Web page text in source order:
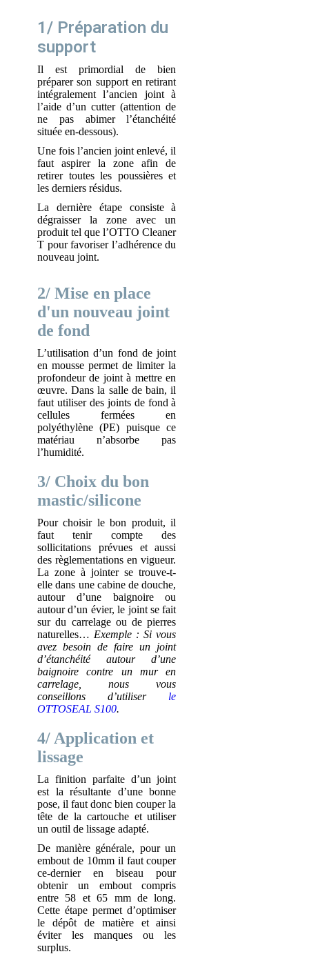
1/ Préparation du
support
Il est primordial de bien
préparer son support en retirant
intégralement l’ancien joint à
l’aide d’un cutter (attention de
ne pas abimer l’étanchéité
située en-dessous).
Une fois l’ancien joint enlevé, il
faut aspirer la zone afin de
retirer toutes les poussières et
les derniers résidus.
La dernière étape consiste à
dégraisser la zone avec un
produit tel que l’OTTO Cleaner
T pour favoriser l’adhérence du
nouveau joint.
2/ Mise en place
d'un nouveau joint
de fond
L’utilisation d’un fond de joint
en mousse permet de limiter la
profondeur de joint à mettre en
œuvre. Dans la salle de bain, il
faut utiliser des joints de fond à
cellules fermées en
polyéthylène (PE) puisque ce
matériau n’absorbe pas
l’humidité.
3/ Choix du bon
mastic/silicone
Pour choisir le bon produit, il
faut tenir compte des
sollicitations prévues et aussi
des règlementations en vigueur.
La zone à jointer se trouve-t-
elle dans une cabine de douche,
autour d’une baignoire ou
autour d’un évier, le joint se fait
sur du carrelage ou de pierres
naturelles… Exemple : Si vous
avez besoin de faire un joint
d’étanchéité autour d’une
baignoire contre un mur en
carrelage, nous vous
conseillons d’utiliser le
OTTOSEAL S100.
4/ Application et
lissage
La finition parfaite d’un joint
est la résultante d’une bonne
pose, il faut donc bien couper la
tête de la cartouche et utiliser
un outil de lissage adapté.
De manière générale, pour un
embout de 10mm il faut couper
ce-dernier en biseau pour
obtenir un embout compris
entre 58 et 65 mm de long.
Cette étape permet d’optimiser
le dépôt de matière et ainsi
éviter les manques ou les
surplus.